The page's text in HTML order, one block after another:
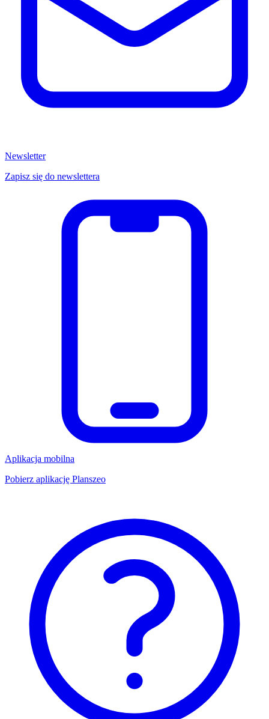
Newsletter
Zapisz się do newslettera
Aplikacja mobilna
Pobierz aplikację Planszeo